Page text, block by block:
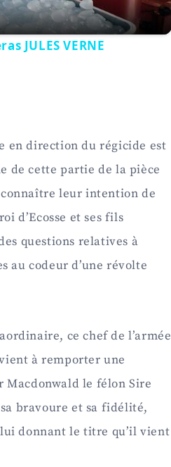
JULES VERNE
en direction du régicide est
de cette partie de la pièce
leur intention de
d’Ecosse et ses fils
questions relatives à
au codeur d’une révolte
ce chef de l’armée
à remporter une
le félon Sire
bravoure et sa fidélité,
donnant le titre qu’il vient